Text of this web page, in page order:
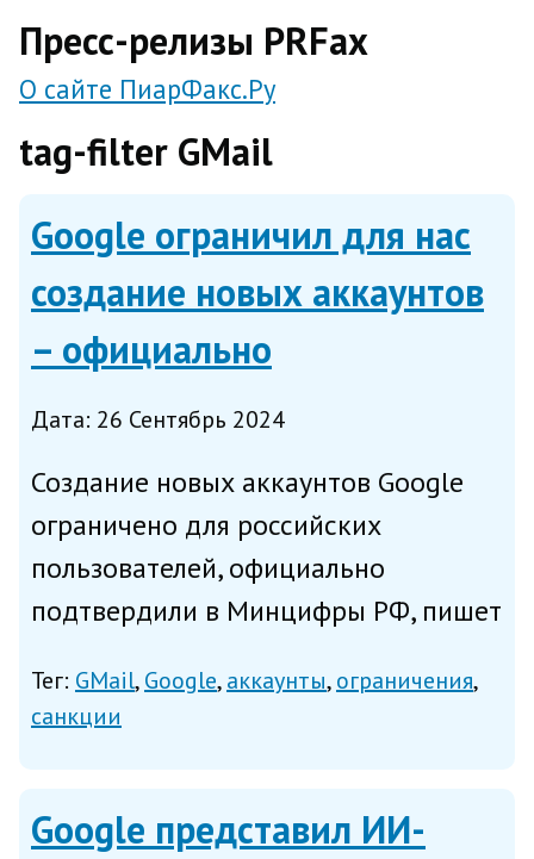
Пресс-релизы PRFax
О сайте ПиарФакс.Ру
tag-filter GMail
Google ограничил для нас
создание новых аккаунтов
– официально
Дата: 26 Сентябрь 2024
Создание новых аккаунтов Google
ограничено для российских
пользователей, официально
подтвердили в Минцифры РФ, пишет
пользователям сервисов Google в
России создать резервные копии
подтверждает, что...
Тег: GMail Google аккаунты ограничения
санкции
Google представил ИИ-